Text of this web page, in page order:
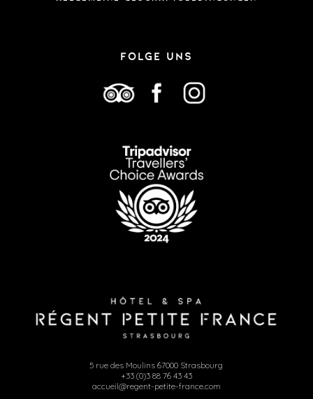
FOLGE UNS
5 rue des Moulins 67000 Strasbourg
+33 (0)3 88 76 43 43
accueil@regent-petite-france.com